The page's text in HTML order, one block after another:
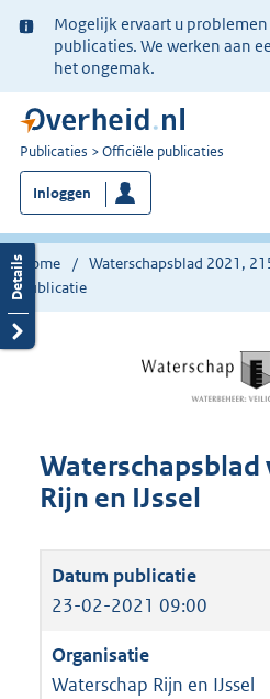
Ter
informatie:
Mogelijk ervaart u
publicaties. We werken aan
het ongemak.
U
bent
nu
hier:
Publicaties Officiële publicaties
Inloggen
Home Waterschapsblad 2021,
publicatie
Waterschapsblad
Rijn en IJssel
23-02-2021 09:00
Waterschap Rijn en IJssel